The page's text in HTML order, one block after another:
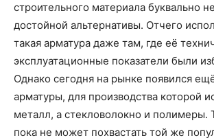
строительного материала буквально
достойной альтернативы. Отчего
такая арматура даже там, где её
эксплуатационные показатели были
Однако сегодня на рынке появился
арматуры, для производства которой
металл, а стекловолокно и полимеры.
пока не может похвастать той же